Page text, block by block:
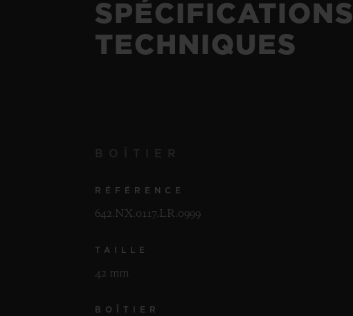
SPÉCIFICATIONS
TECHNIQUES
RÉFÉRENCE
642.NX.0117.LR.0999
TAILLE
42 mm
BOÎTIER